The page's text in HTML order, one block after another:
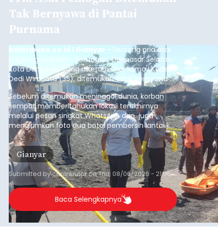
Tak Bernyawa di Pantai
Purnama
balitribune.co.id I Gianyar - Seorang pria asal
Lingkungan Dalem, Pemogan, Denpasar Selatan,
Kota Denpasar, yang diketahui bernama I Kadek
Dedi Wiranata (35), ditemukan tidak bernyawa di
pesisir Pantai Purnama, Sukawati.
Sebelum ditemukan meninggal dunia, korban
sempat memberitahukan lokasi terakhirnya
melalui pesan singkat WhatsApp dan juga
mengirimkan foto dua botol pembersih lantai ke
istrinya.
Gianyar
Submitted bycontributoronThu, 08/06/2026 - 21:06
Baca Selengkapnya